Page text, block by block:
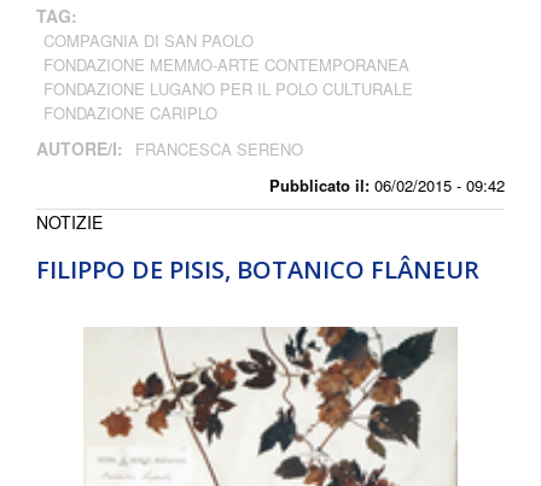
Pubblicato il: 06/02/2015 - 09:42
TAG:
COMPAGNIA DI SAN PAOLO
FONDAZIONE MEMMO-ARTE CONTEMPORANEA
FONDAZIONE LUGANO PER IL POLO CULTURALE
FONDAZIONE CARIPLO
AUTORE/I: FRANCESCA SERENO
FILIPPO DE PISIS, BOTANICO FLÂNEUR
NOTIZIE